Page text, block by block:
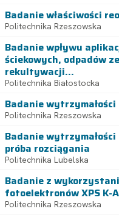
Badanie właściwości
Politechnika Rzeszowska
Badanie wpływu
ściekowych, odpadów
rekultywacji...
Politechnika Białostocka
Badanie
Politechnika Rzeszowska
Badanie
próba rozciągania
Politechnika Lubelska
Badanie z
fotoelektronów XPS K-
Politechnika Rzeszowska